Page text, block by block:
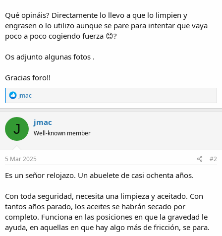
Qué opináis? Directamente lo llevo a que lo limpien y
engrasen o lo utilizo aunque se pare para intentar que vaya
poco a poco cogiendo fuerza 😊?
Os adjunto algunas fotos .
Gracias foro!!
R
e
a
c
t
i
o
n
s
jmac
J jmac
Well-known member
5 Mar 2025 #2
Es un señor relojazo. Un abuelete de casi ochenta años.
Con toda seguridad, necesita una limpieza y aceitado. Con
tantos años parado, los aceites se habrán secado por
completo. Funciona en las posiciones en que la gravedad le
ayuda, en aquellas en que hay algo más de fricción, se para.